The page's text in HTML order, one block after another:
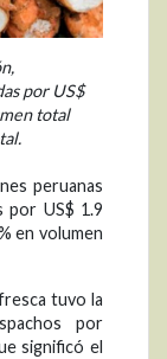
por US$
total
peruanas
por US$ 1.9
en volumen
tuvo la
por
significó el